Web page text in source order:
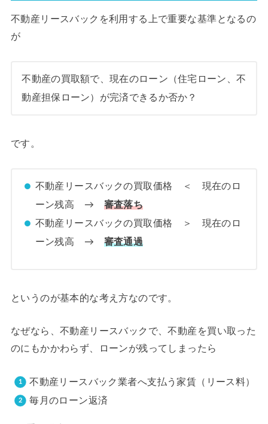
不動産リースバックを利用する上で重要な基準となるの
が
不動産の買取額で、現在のローン（住宅ローン、不
動産担保ローン）が完済できるか否か？
です。
不動産リースバックの買取価格 ＜ 現在のロ
ーン残高 → 審査落ち
不動産リースバックの買取価格 ＞ 現在のロ
ーン残高 → 審査通過
というのが基本的な考え方なのです。
なぜなら、不動産リースバックで、不動産を買い取った
のにもかかわらず、ローンが残ってしまったら
不動産リースバック業者へ支払う家賃（リース料）
毎月のローン返済